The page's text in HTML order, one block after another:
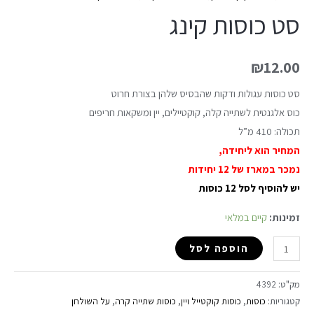
סט כוסות קינג
₪12.00
סט כוסות עגולות ודקות שהבסיס שלהן בצורת חרוט
כוס אלגנטית לשתייה קלה, קוקטיילים, יין ומשקאות חריפים
תכולה: 410 מ”ל
המחיר הוא ליחידה,
נמכר במארז של 12 יחידות
יש להוסיף לסל 12 כוסות
זמינות: קיים במלאי
הוספה לסל
מק"ט: 4392
קטגוריות: כוסות, כוסות קוקטייל ויין, כוסות שתייה קרה, על השולחן